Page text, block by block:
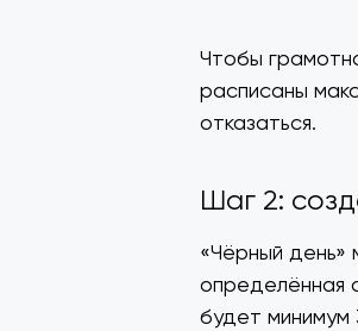
Чтобы
расписаны
отказаться.
Шаг 2:
«Чёрный день»
определённая
будет минимум